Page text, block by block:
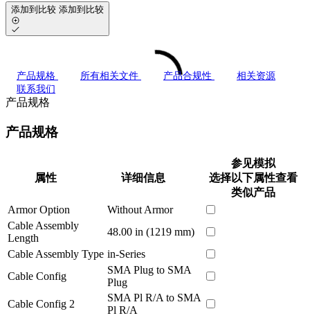
添加到比较 添加到比较
产品规格 所有相关文件 产品合规性
相关资源
联系我们
产品规格
产品规格
属性 详细信息
参见模拟
选择以下属性查看
类似产品
Armor Option
Without Armor
Cable Assembly
Length
48.00 in (1219 mm)
Cable Assembly Type in-Series
Cable Config
SMA Plug to SMA
Plug
Cable Config 2
SMA Pl R/A to SMA
Pl R/A